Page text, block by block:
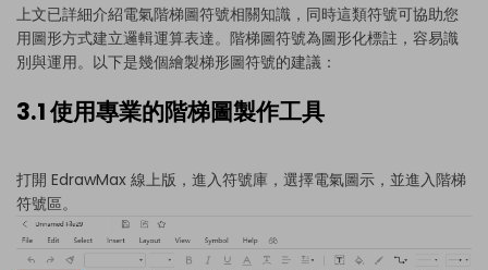
上文已詳細介紹電氣階梯圖符號相關知識，同時這類符號可協助您
用圖形方式建立邏輯運算表達。階梯圖符號為圖形化標註，容易識
別與運用。以下是幾個繪製梯形圖符號的建議：
3.1 使用專業的階梯圖製作工具
打開 EdrawMax 線上版，進入符號庫，選擇電氣圖示，並進入階梯
符號區。